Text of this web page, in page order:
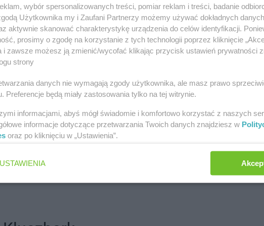
abra meble
Brzesko
abra meble
Busko-Zdrój
abra meble
abra meble Grudziądz
abra meble
wybór spersonalizowanych treści, pomiar reklam i treści, badanie
Użytkownika my i Zaufani Partnerzy możemy używać dokładnych danych
aktywnie skanować charakterystykę urządzenia do celów identyfikacji.
prosimy o zgodę na korzystanie z tych technologii poprzez kliknięcie
i zawsze możesz ją zmienić/wycofać klikając przycisk ustawień prywatności
strony
danych nie wymagają zgody użytkownika, ale masz prawo
Preferencje będą miały zastosowania tylko na tej witrynie.
informacjami, abyś mógł świadomie i komfortowo korzystać z naszych
informacje dotyczące przetwarzania Twoich danych znajdziesz w
oraz po kliknięciu w „Ustawienia”.
USTAWIENIA